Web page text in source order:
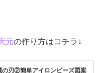
元の作り方はコチラ↓
刃②簡単アイロンビーズ図案